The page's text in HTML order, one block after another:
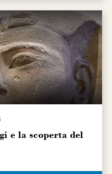
e la scoperta del